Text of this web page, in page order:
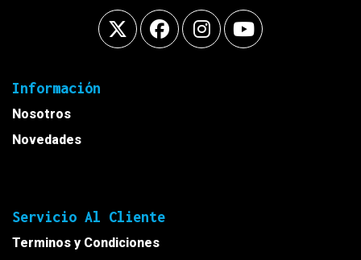
Información
Nosotros
Novedades
Servicio Al Cliente
Terminos y Condiciones